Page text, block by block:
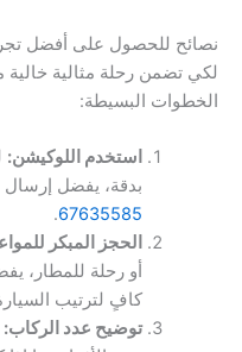
نصائح للحصول على أفضل
لكي تضمن رحلة مثالية
الخطوات البسيطة:
استخدم اللوكيشن:
بدقة، يفضل
67635585
.
الحجز المبكر
أو رحلة للمطار،
كافٍ لترتيب
توضيح عدد الركاب: